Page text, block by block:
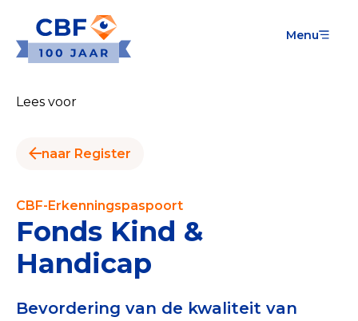
Menu
Goede Doelen
CBF-Erkenning aanvragen
Publiek
Veilig geven met het CBF-keurmerk
Check het CBF-keurmerk van een goed doel
Lees voor
naar Register
CBF-Erkenningspaspoort
Fonds Kind &
Handicap
Bevordering van de kwaliteit van